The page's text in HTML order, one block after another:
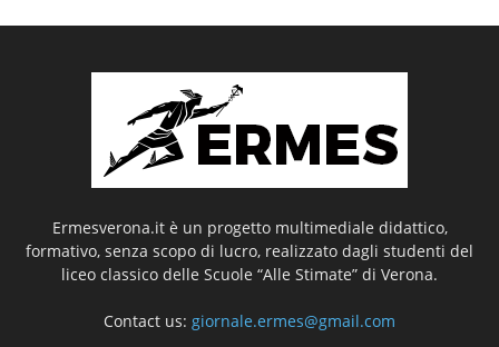
Ermesverona.it è un progetto multimediale didattico,
formativo, senza scopo di lucro, realizzato dagli studenti del
liceo classico delle Scuole “Alle Stimate” di Verona.
Contact us: giornale.ermes@gmail.com